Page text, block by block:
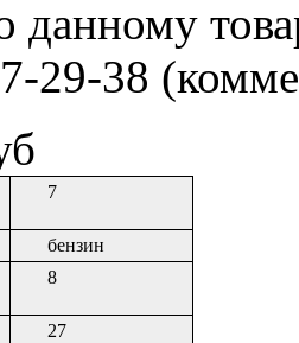
29-38
7
бензин
8
27